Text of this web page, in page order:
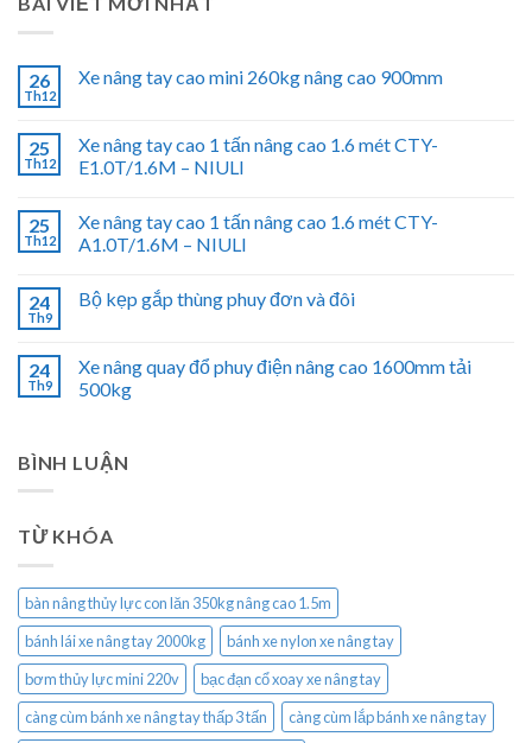
26
Th12
Xe nâng tay cao mini 260kg nâng cao 900mm
25
Th12
Xe nâng tay cao 1 tấn nâng cao 1.6 mét CTY-
E1.0T/1.6M – NIULI
25
Th12
Xe nâng tay cao 1 tấn nâng cao 1.6 mét CTY-
A1.0T/1.6M – NIULI
24
Th9
Bộ kẹp gắp thùng phuy đơn và đôi
24
Th9
Xe nâng quay đổ phuy điện nâng cao 1600mm tải
500kg
BÌNH LUẬN
TỪ KHÓA
bàn nâng thủy lực con lăn 350kg nâng cao 1.5m
bánh lái xe nâng tay 2000kg
bánh xe nylon xe nâng tay
bơm thủy lực mini 220v
bạc đạn cổ xoay xe nâng tay
càng cùm bánh xe nâng tay thấp 3 tấn
càng cùm lắp bánh xe nâng tay